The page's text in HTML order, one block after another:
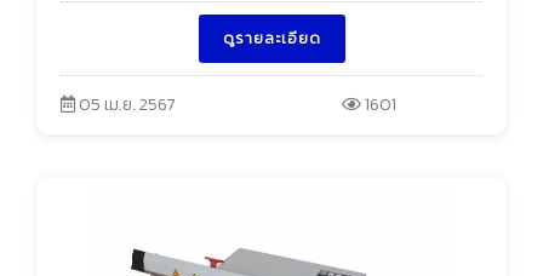
ดูรายละเอียด
05 เม.ย. 2567 1601